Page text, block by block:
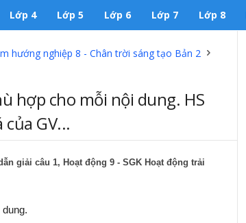
Lớp 4 Lớp 5 Lớp 6 Lớp 7 Lớp 8
hướng nghiệp 8 - Chân trời sáng tạo Bản 2
hợp cho mỗi nội dung. HS
GV...
giải câu 1, Hoạt động 9 - SGK Hoạt động trải